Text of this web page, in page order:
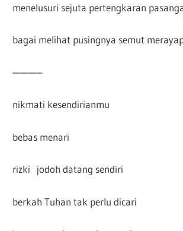
menelusuri sejuta pertengkaran
bagai melihat pusingnya semut
———–
nikmati kesendirianmu
bebas menari
rizki jodoh datang sendiri
berkah Tuhan tak perlu dicari